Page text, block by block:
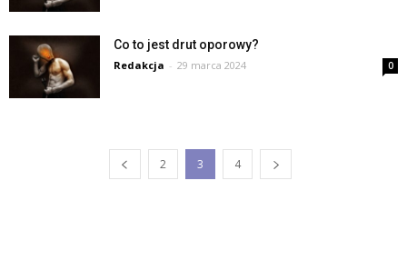
Co to jest drut oporowy?
Redakcja - 29 marca 2024 0
2 3 4